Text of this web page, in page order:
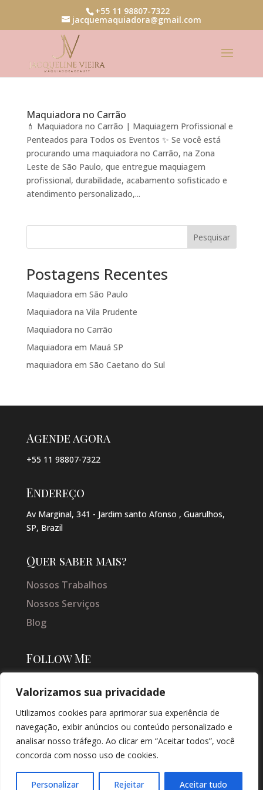
Valorizamos sua privacidade
Utilizamos cookies para aprimorar sua experiência de
navegação, exibir anúncios ou conteúdo personalizado e
analisar nosso tráfego. Ao clicar em “Aceitar todos”, você
concorda com nosso uso de cookies.
Personalizar Rejeitar Aceitar tudo
+55 11 98807-7322
jacquemaquiadora@gmail.com
Maquiadora no Carrão
💄 Maquiadora no Carrão | Maquiagem Profissional e
Penteados para Todos os Eventos ✨ Se você está
procurando uma maquiadora no Carrão, na Zona
Leste de São Paulo, que entregue maquiagem
profissional, durabilidade, acabamento sofisticado e
atendimento personalizado,...
Pesquisar
Postagens Recentes
Maquiadora em São Paulo
Maquiadora na Vila Prudente
Maquiadora no Carrão
Maquiadora em Mauá SP
maquiadora em São Caetano do Sul
Agende agora
+55 11 98807-7322
Endereço
Av Marginal, 341 - Jardim santo Afonso , Guarulhos,
SP, Brazil
Quer saber mais?
Nossos Trabalhos
Nossos Serviços
Blog
Follow Me
SOLUÇÕES DIGITAIS |
CRIAÇÃO DE SITES